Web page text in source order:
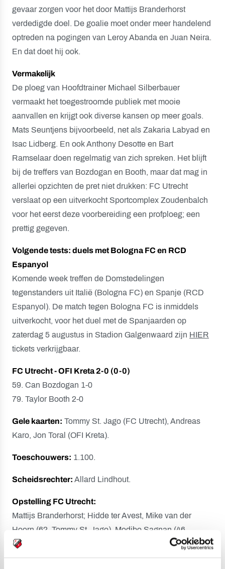
gevaar zorgen voor het door Mattijs Branderhorst
verdedigde doel. De goalie moet onder meer handelend
optreden na pogingen van Leroy Abanda en Juan Neira.
En dat doet hij ook.
Vermakelijk
De ploeg van Hoofdtrainer Michael Silberbauer
vermaakt het toegestroomde publiek met mooie
aanvallen en krijgt ook diverse kansen op meer goals.
Mats Seuntjens bijvoorbeeld, net als Zakaria Labyad en
Isac Lidberg. En ook Anthony Desotte en Bart
Ramselaar doen regelmatig van zich spreken. Het blijft
bij de treffers van Bozdogan en Booth, maar dat mag in
allerlei opzichten de pret niet drukken: FC Utrecht
verslaat op een uitverkocht Sportcomplex Zoudenbalch
voor het eerst deze voorbereiding een profploeg; een
prettig gegeven.
Volgende tests: duels met Bologna FC en RCD
Espanyol
Komende week treffen de Domstedelingen
tegenstanders uit Italië (Bologna FC) en Spanje (RCD
Espanyol). De match tegen Bologna FC is inmiddels
uitverkocht, voor het duel met de Spanjaarden op
zaterdag 5 augustus in Stadion Galgenwaard zijn HIER
tickets verkrijgbaar.
FC Utrecht - OFI Kreta 2-0 (0-0)
59. Can Bozdogan 1-0
79. Taylor Booth 2-0
Gele kaarten: Tommy St. Jago (FC Utrecht), Andreas
Karo, Jon Toral (OFI Kreta).
Toeschouwers: 1.100.
Scheidsrechter: Allard Lindhout.
Opstelling FC Utrecht:
Mattijs Branderhorst; Hidde ter Avest, Mike van der
Hoorn (62. Tommy St. Jago), Modibo Sagnan (46.
Christopher Mamengi), Souffian El Karouani; Can
Bozdogan (60. Ivar Jenner), Jens Toornstra, Zakaria